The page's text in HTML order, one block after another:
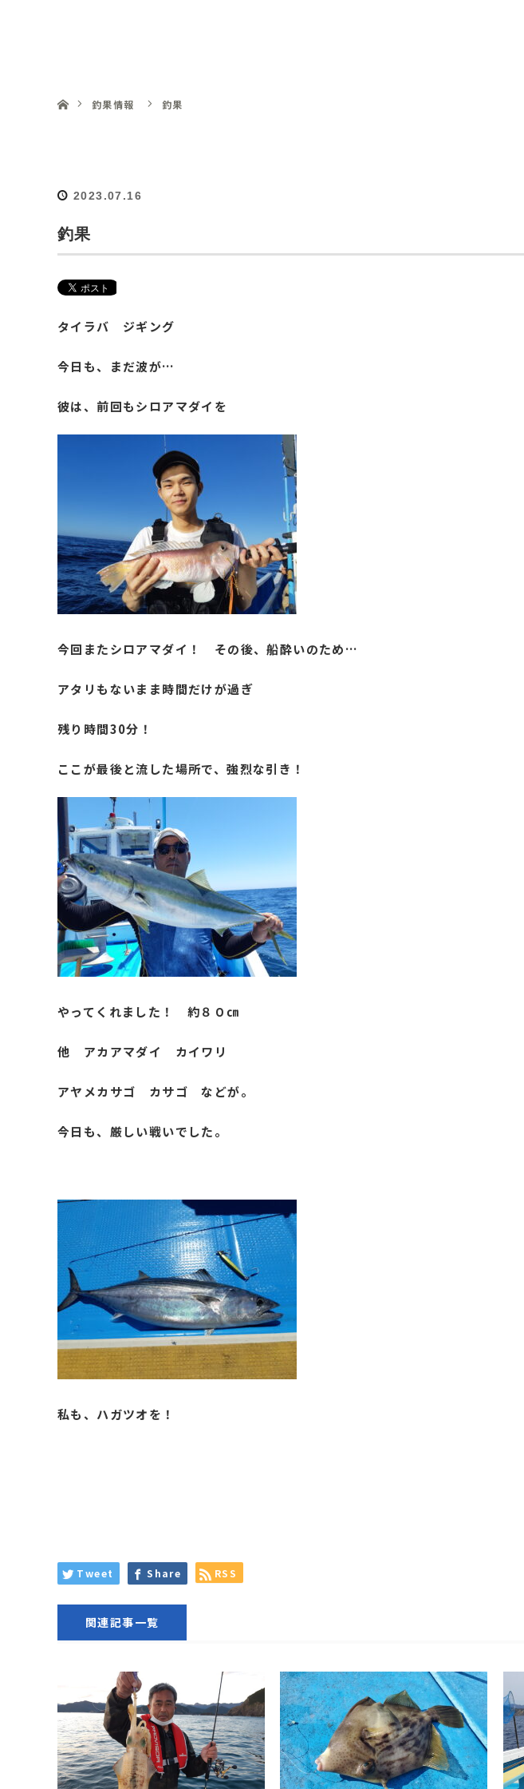
釣果情報
釣果
2023.07.16
釣果
タイラバ ジギング
今日も、まだ波が…
彼は、前回もシロアマダイを
今回またシロアマダイ！ その後、船酔いのため…
アタリもないまま時間だけが過ぎ
残り時間30分！
ここが最後と流した場所で、強烈な引き！
やってくれました！ 約８０㎝
他 アカアマダイ カイワリ
アヤメカサゴ カサゴ などが。
今日も、厳しい戦いでした。
私も、ハガツオを！
Tweet Share RSS
関連記事一覧